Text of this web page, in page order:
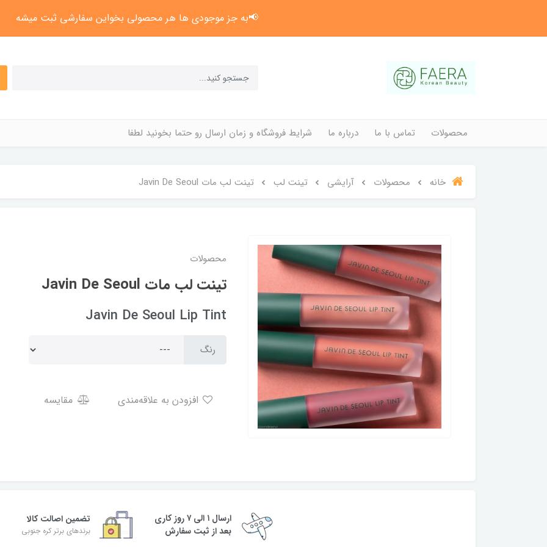
📢به جز موجودی ها هر محصولی بخواین سفارشی ثبت میشه
محصولات تماس با ما درباره ما شرایط فروشگاه و زمان ارسال رو حتما بخونید لطفا
خانه محصولات آرایشی تینت لب تینت لب مات Javin De Seoul
محصولات
تینت لب مات Javin De Seoul
Javin De Seoul Lip Tint
رنگ
مقایسه
ارسال ۱ الی ۷ روز کاری
بعد از ثبت سفارش
تضمین اصالت کالا
برندهای برتر کره جنوبی